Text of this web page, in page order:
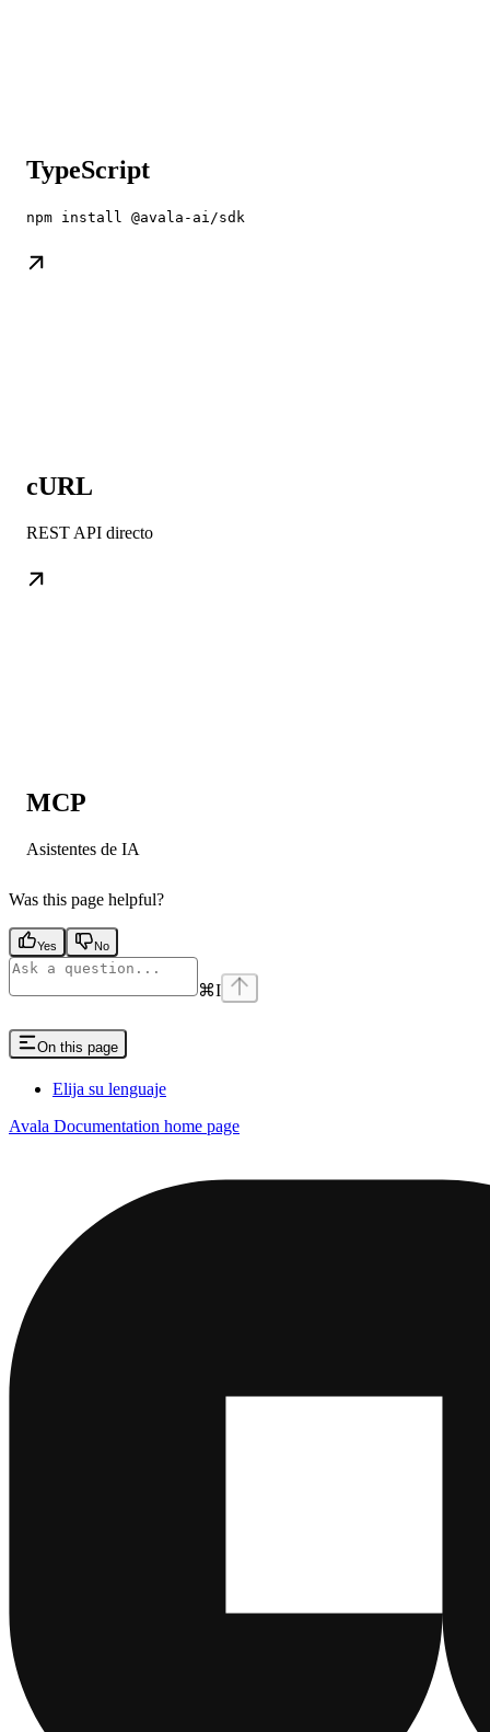
TypeScript
npm install @avala-ai/sdk
cURL
REST API directo
MCP
Asistentes de IA
Was this page helpful?
Yes No
⌘I
On this page
Elija su lenguaje
Avala Documentation home page